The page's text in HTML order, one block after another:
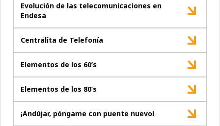
Evolución de las telecomunicaciones en
Endesa
Centralita de Telefonía
Elementos de los 60’s
Elementos de los 80’s
¡Andújar, póngame con puente nuevo!